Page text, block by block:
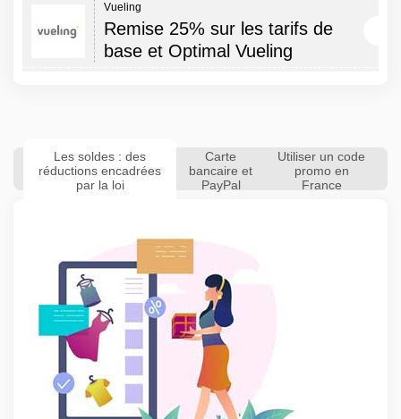
Vueling
Remise 25% sur les tarifs de
base et Optimal Vueling
Les soldes : des
réductions encadrées
par la loi
Carte
bancaire et
PayPal
Utiliser un code
promo en
France